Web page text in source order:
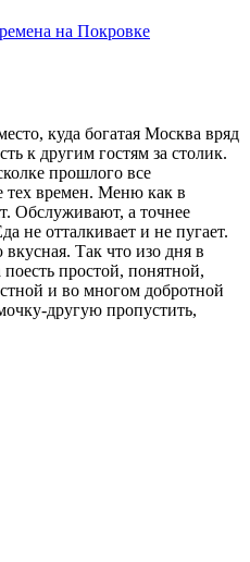
на Покровке
куда богатая Москва вряд
к другим гостям за столик.
прошлого все
тех времен. Меню как в
Обслуживают, а точнее
не отталкивает и не пугает.
Так что изо дня в
поесть простой, понятной,
и во многом добротной
другую пропустить,